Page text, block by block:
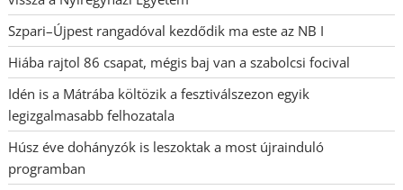
Szpari–Újpest rangadóval kezdődik ma este az NB I
Hiába rajtol 86 csapat, mégis baj van a szabolcsi focival
Idén is a Mátrába költözik a fesztiválszezon egyik
legizgalmasabb felhozatala
Húsz éve dohányzók is leszoktak a most újrainduló
programban